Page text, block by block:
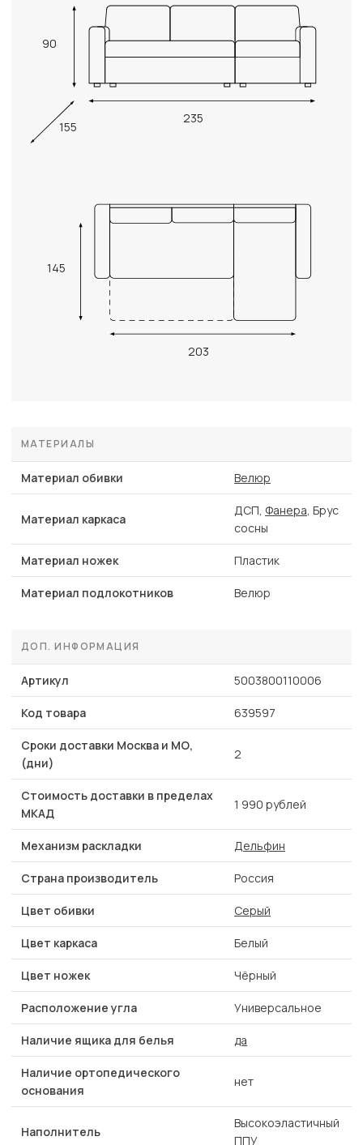
90
235
155
145
203
МАТЕРИАЛЫ
Материал обивки Велюр
Материал каркаса
ДСП, Фанера, Брус
сосны
Материал ножек Пластик
Материал подлокотников Велюр
ДОП. ИНФОРМАЦИЯ
Артикул 5003800110006
Код товара 639597
Сроки доставки Москва и МО,
(дни)
2
Стоимость доставки в пределах
МКАД
1 990 рублей
Механизм раскладки Дельфин
Страна производитель Россия
Цвет обивки Серый
Цвет каркаса Белый
Цвет ножек Чёрный
Расположение угла Универсальное
Наличие ящика для белья да
Наличие ортопедического
основания
нет
Наполнитель
Высокоэластичный
ППУ